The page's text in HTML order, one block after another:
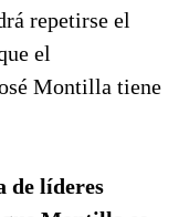
repetirse el
el
Montilla tiene
de líderes